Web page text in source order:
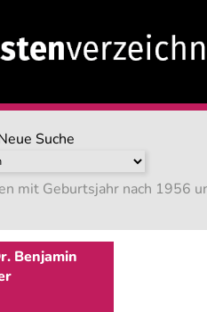
Suche
mit Geburtsjahr nach 1956
Benjamin